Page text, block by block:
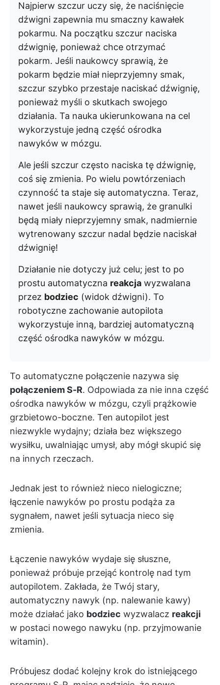
Najpierw szczur uczy się, że naciśnięcie
dźwigni zapewnia mu smaczny kawałek
pokarmu. Na początku szczur naciska
dźwignię, ponieważ chce otrzymać
pokarm. Jeśli naukowcy sprawią, że
pokarm będzie miał nieprzyjemny smak,
szczur szybko przestaje naciskać dźwignię,
ponieważ myśli o skutkach swojego
działania. Ta nauka ukierunkowana na cel
wykorzystuje jedną część ośrodka
nawyków w mózgu.
Ale jeśli szczur często naciska tę dźwignię,
coś się zmienia. Po wielu powtórzeniach
czynność ta staje się automatyczna. Teraz,
nawet jeśli naukowcy sprawią, że granulki
będą miały nieprzyjemny smak, nadmiernie
wytrenowany szczur nadal będzie naciskał
dźwignię!
Działanie nie dotyczy już celu; jest to po
prostu automatyczna reakcja wyzwalana
przez bodziec (widok dźwigni). To
robotyczne zachowanie autopilota
wykorzystuje inną, bardziej automatyczną
część ośrodka nawyków w mózgu.
To automatyczne połączenie nazywa się
połączeniem S-R. Odpowiada za nie inna część
ośrodka nawyków w mózgu, czyli prążkowie
grzbietowo-boczne. Ten autopilot jest
niezwykle wydajny; działa bez większego
wysiłku, uwalniając umysł, aby mógł skupić się
na innych rzeczach.
Jednak jest to również nieco nielogiczne;
łączenie nawyków po prostu podąża za
sygnałem, nawet jeśli sytuacja nieco się
zmienia.
Łączenie nawyków wydaje się słuszne,
ponieważ próbuje przejąć kontrolę nad tym
autopilotem. Zakłada, że Twój stary,
automatyczny nawyk (np. nalewanie kawy)
może działać jako bodziec wyzwalacz reakcji
w postaci nowego nawyku (np. przyjmowanie
witamin).
Próbujesz dodać kolejny krok do istniejącego